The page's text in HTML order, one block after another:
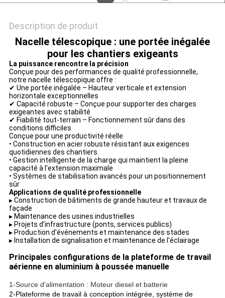
Description de produit
Nacelle télescopique : une portée inégalée
pour les chantiers exigeants
La puissance rencontre la précision
Conçue pour des performances de qualité professionnelle,
notre nacelle télescopique offre :
✔ Une portée inégalée – Hauteur verticale et extension
horizontale exceptionnelles
✔ Capacité robuste – Conçue pour supporter des charges
exigeantes avec stabilité
✔ Fiabilité tout-terrain – Fonctionnement sûr dans des
conditions difficiles
Conçue pour une productivité réelle
• Construction en acier robuste résistant aux exigences
quotidiennes des chantiers
• Gestion intelligente de la charge qui maintient la pleine
capacité à l'extension maximale
• Systèmes de stabilisation avancés pour un positionnement
sûr
Applications de qualité professionnelle
▸ Construction de bâtiments de grande hauteur et travaux de
façade
▸ Maintenance des usines industrielles
▸ Projets d'infrastructure (ponts, services publics)
▸ Production d'événements et maintenance des stades
▸ Installation de signalisation et maintenance de l'éclairage
Principales configurations de la plateforme de travail
aérienne en aluminium à poussée manuelle
1-Source d'alimentation : Moteur diesel et batterie
2-Plateforme de travail à conception intégrée, système de